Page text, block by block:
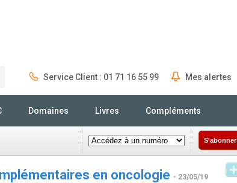
Service Client : 01 71 16 55 99 Mes alertes
Domaines Livres Compléments
S'abonner
en oncologie - 23/05/19